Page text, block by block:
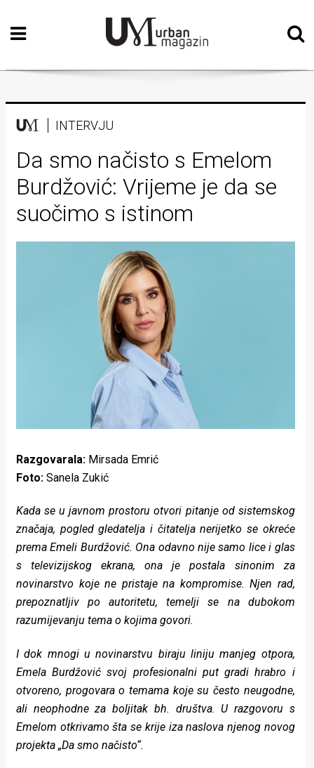
Početna
Vizualne
Teatar
Književnost
Muzika
Film
Intervju
stolom
pokretu
Ideje
koje
Urban
Places
Aktivizam
Aktuelnosti
INTERVJU
Da smo načisto s Emelom
Burdžović: Vrijeme je da se
suočimo s istinom
Razgovarala: Mirsada Emrić
Foto: Sanela Zukić
Kada se u javnom prostoru otvori pitanje od sistemskog
značaja, pogled gledatelja i čitatelja nerijetko se okreće
prema Emeli Burdžović. Ona odavno nije samo lice i glas
s televizijskog ekrana, ona je postala sinonim za
novinarstvo koje ne pristaje na kompromise. Njen rad,
prepoznatljiv po autoritetu, temelji se na dubokom
razumijevanju tema o kojima govori.
I dok mnogi u novinarstvu biraju liniju manjeg otpora,
Emela Burdžović svoj profesionalni put gradi hrabro i
otvoreno, progovara o temama koje su često neugodne,
ali neophodne za boljitak bh. društva. U razgovoru s
Emelom otkrivamo šta se krije iza naslova njenog novog
projekta „Da smo načisto“.